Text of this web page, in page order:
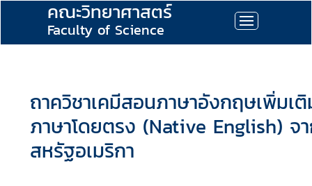
คณะวิทยาศาสตร์
Faculty of Science
ถาควิชาเคมีสอนภาษาอังกฤษเพิ่มเ
ภาษาโดยตรง (Native English)
สหรัฐอเมริกา